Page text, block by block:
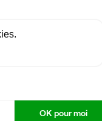
OK pour moi